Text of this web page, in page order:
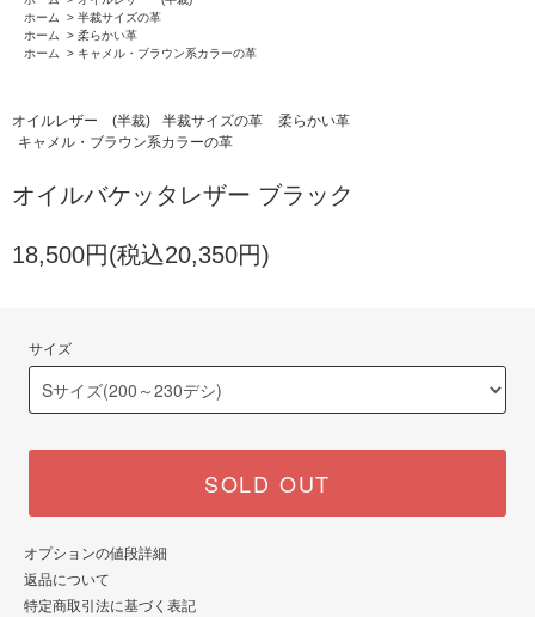
ホーム
> 半裁サイズの革
ホーム
> 柔らかい革
ホーム
> キャメル・ブラウン系カラーの革
オイルレザー (半裁) 半裁サイズの革
柔らかい革
キャメル・ブラウン系カラーの革
オイルバケッタレザー ブラック
18,500円(税込20,350円)
サイズ
SOLD OUT
オプションの値段詳細
返品について
特定商取引法に基づく表記